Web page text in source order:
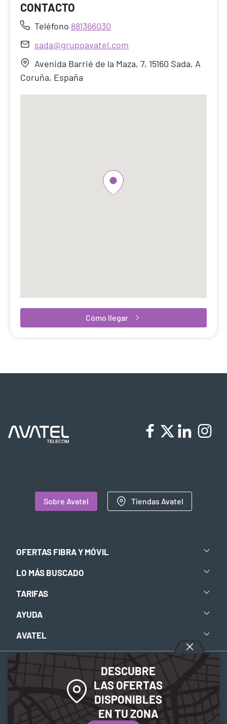
DESCUBRE
LAS OFERTAS
DISPONIBLES
EN TU ZONA
CONTACTO
Teléfono 881366030
sada@grupoavatel.com
Avenida Barrié de la Maza, 7, 15160 Sada, A
Coruña, España
Cómo llegar
Sobre Avatel Tiendas Avatel
OFERTAS FIBRA Y MÓVIL
LO MÁS BUSCADO
TARIFAS
AYUDA
AVATEL
Política de privacidad-Política de Cookies
© 2026 Avatel Telecom. Todos los derechos reservados.